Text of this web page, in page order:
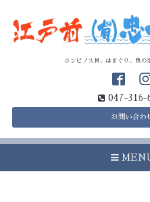
ホンビノス貝、はまぐり、魚の
047-316-
お問い合わ